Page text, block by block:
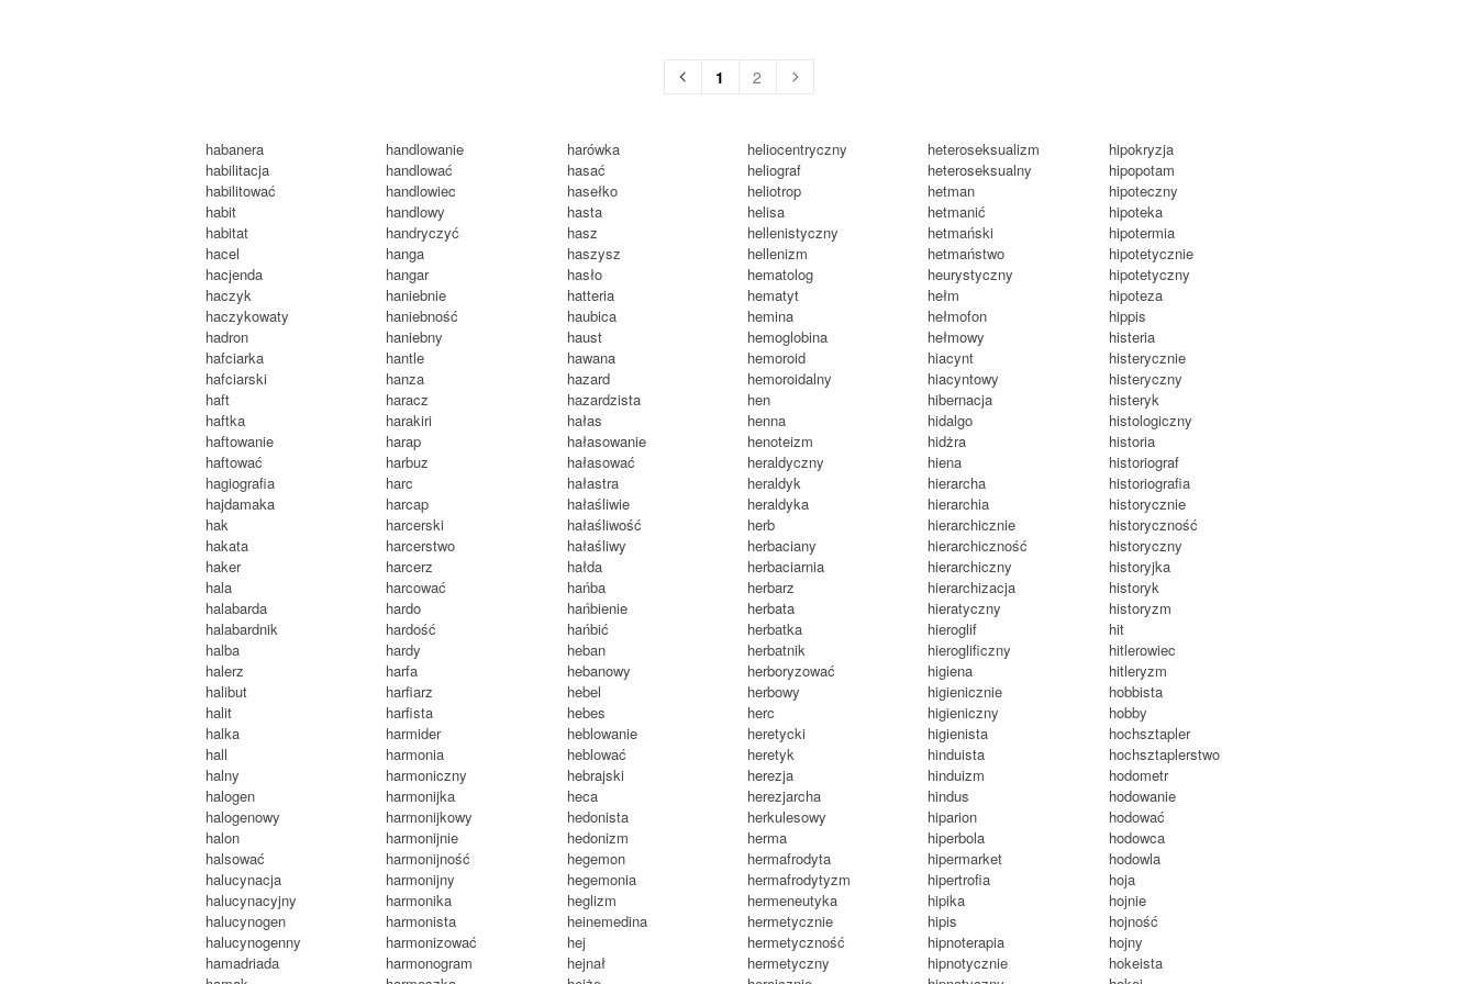
1 2
habanera
habilitacja
habilitować
habit
habitat
hacel
hacjenda
haczyk
haczykowaty
hadron
hafciarka
hafciarski
haft
haftka
haftowanie
haftować
hagiografia
hajdamaka
hak
hakata
haker
hala
halabarda
halabardnik
halba
halerz
halibut
halit
halka
hall
halny
halogen
halogenowy
halon
halsować
halucynacja
halucynacyjny
halucynogen
halucynogenny
hamadriada
handlowanie
handlować
handlowiec
handlowy
handryczyć
hanga
hangar
haniebnie
haniebność
haniebny
hantle
hanza
haracz
harakiri
harap
harbuz
harc
harcap
harcerski
harcerstwo
harcerz
harcować
hardo
hardość
hardy
harfa
harfiarz
harfista
harmider
harmonia
harmoniczny
harmonijka
harmonijkowy
harmonijnie
harmonijność
harmonijny
harmonika
harmonista
harmonizować
harmonogram
harówka
hasać
hasełko
hasta
hasz
haszysz
hasło
hatteria
haubica
haust
hawana
hazard
hazardzista
hałas
hałasowanie
hałasować
hałastra
hałaśliwie
hałaśliwość
hałaśliwy
hałda
hańba
hańbienie
hańbić
heban
hebanowy
hebel
hebes
heblowanie
heblować
hebrajski
heca
hedonista
hedonizm
hegemon
hegemonia
heglizm
heinemedina
hej
hejnał
heliocentryczny
heliograf
heliotrop
helisa
hellenistyczny
hellenizm
hematolog
hematyt
hemina
hemoglobina
hemoroid
hemoroidalny
hen
henna
henoteizm
heraldyczny
heraldyk
heraldyka
herb
herbaciany
herbaciarnia
herbarz
herbata
herbatka
herbatnik
herboryzować
herbowy
herc
heretycki
heretyk
herezja
herezjarcha
herkulesowy
herma
hermafrodyta
hermafrodytyzm
hermeneutyka
hermetycznie
hermetyczność
hermetyczny
heteroseksualizm
heteroseksualny
hetman
hetmanić
hetmański
hetmaństwo
heurystyczny
hełm
hełmofon
hełmowy
hiacynt
hiacyntowy
hibernacja
hidalgo
hidżra
hiena
hierarcha
hierarchia
hierarchicznie
hierarchiczność
hierarchiczny
hierarchizacja
hieratyczny
hieroglif
hieroglificzny
higiena
higienicznie
higieniczny
higienista
hinduista
hinduizm
hindus
hiparion
hiperbola
hipermarket
hipertrofia
hipika
hipis
hipnoterapia
hipnotycznie
hipokryzja
hipopotam
hipoteczny
hipoteka
hipotermia
hipotetycznie
hipotetyczny
hipoteza
hippis
histeria
histerycznie
histeryczny
histeryk
histologiczny
historia
historiograf
historiografia
historycznie
historyczność
historyczny
historyjka
historyk
historyzm
hit
hitlerowiec
hitleryzm
hobbista
hobby
hochsztapler
hochsztaplerstwo
hodometr
hodowanie
hodować
hodowca
hodowla
hoja
hojnie
hojność
hojny
hokeista